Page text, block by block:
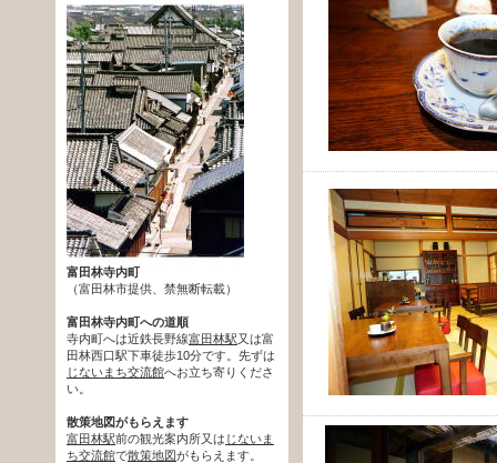
富田林寺内町
（富田林市提供、禁無断転載）
富田林寺内町への道順
寺内町へは近鉄長野線富田林駅又は富
田林西口駅下車徒歩10分です。先ずは
じないまち交流館へお立ち寄りくださ
い。
散策地図がもらえます
富田林駅前の観光案内所又は じないま
ち交流館で散策地図がもらえます。